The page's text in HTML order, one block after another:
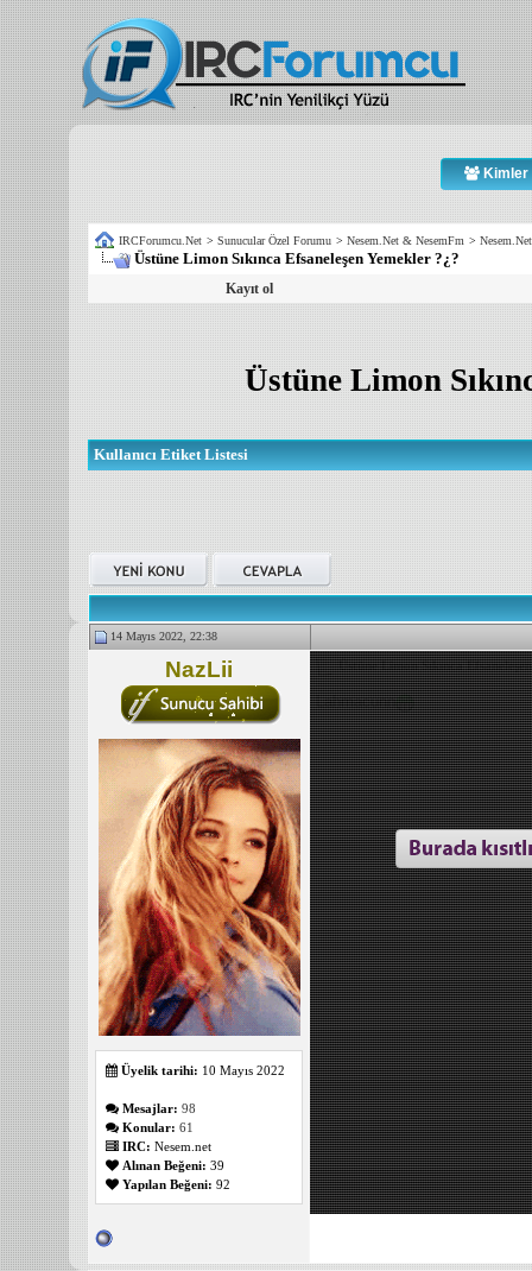
Kimler
IRCForumcu.Net > Sunucular Özel Forumu > Nesem.Net & NesemFm >
Üstüne Limon Sıkınca Efsaneleşen Yemekler ?¿?
Kayıt ol
Üstüne Limon
Kullanıcı Etiket Listesi
14 Mayıs 2022, 22:38
NazLii
Üyelik tarihi: 10 Mayıs 2022
Mesajlar: 98
Konular: 61
IRC: Nesem.net
Alınan Beğeni: 39
Yapılan Beğeni: 92
Üstüne Limon Sıkınca
Lahmacunn